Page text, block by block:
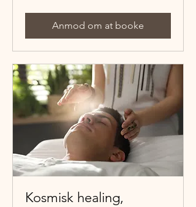
Anmod om at booke
Kosmisk healing,